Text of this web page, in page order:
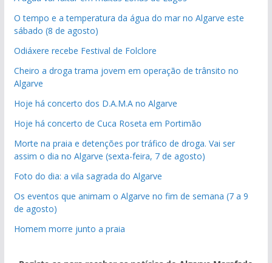
O tempo e a temperatura da água do mar no Algarve este
sábado (8 de agosto)
Odiáxere recebe Festival de Folclore
Cheiro a droga trama jovem em operação de trânsito no
Algarve
Hoje há concerto dos D.A.M.A no Algarve
Hoje há concerto de Cuca Roseta em Portimão
Morte na praia e detenções por tráfico de droga. Vai ser
assim o dia no Algarve (sexta-feira, 7 de agosto)
Foto do dia: a vila sagrada do Algarve
Os eventos que animam o Algarve no fim de semana (7 a 9
de agosto)
Homem morre junto a praia